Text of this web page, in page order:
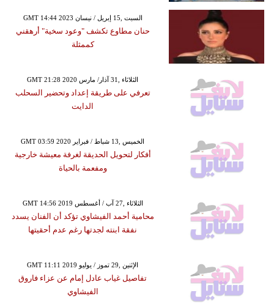
GMT 14:44 2023 السبت ,15 إبريل / نيسان
حنان مطاوع تكشف "وعود سخية" أرهقني
كممثلة
GMT 21:28 2020 الثلاثاء ,31 آذار/ مارس
تعرفي على طريقة إعداد وتحضير السحلب
الدايت
GMT 03:59 2020 الخميس ,13 شباط / فبراير
أفكار لتحويل الحديقة لغرفة معيشة خارجية
ومفعمة بالحياة
GMT 14:56 2019 الثلاثاء ,27 آب / أغسطس
محامية أحمد الفيشاوي تؤكد أن الفنان يسدد
نفقة ابنته لجدتها رغم عدم أحقيتها
GMT 11:11 2019 الإثنين ,29 تموز / يوليو
تفاصيل غياب عادل إمام عن عزاء فاروق
الفيشاوي